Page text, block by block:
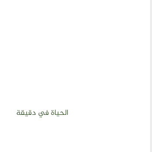
الحياة في دقيقة